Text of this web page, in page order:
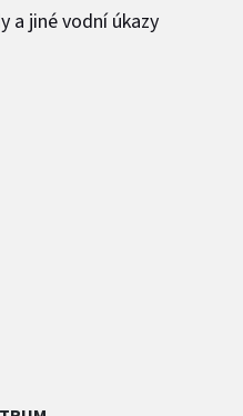
a jiné vodní úkazy